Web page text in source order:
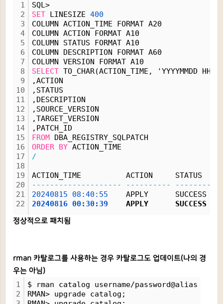
1
2
3
4
5
6
7
8
9
10
11
12
13
14
15
16
17
18
19
20
21
22
SQL>
SET LINESIZE 400
COLUMN ACTION_TIME FORMAT A20
COLUMN ACTION FORMAT A10
COLUMN STATUS FORMAT A10
COLUMN DESCRIPTION FORMAT A60
COLUMN VERSION FORMAT A10
SELECT TO_CHAR(ACTION_TIME, 'YYYYMMDD
,ACTION
,STATUS
,DESCRIPTION
,SOURCE_VERSION
,TARGET_VERSION
,PATCH_ID
FROM DBA_REGISTRY_SQLPATCH
ORDER BY ACTION_TIME
/
ACTION_TIME          ACTION     STATUS
--------------------
----------
----------
20240815
08:40:55 APPLY      SUCCESS
20240816 00:30:39 APPLY      SUCCESS
정상적으로 패치됨
rman 카탈로그를 사용하는 경우 카탈로그도 업데이트(나의 경
우는 아님)
1
2
$ rman catalog username/password@alias
RMAN> upgrade catalog;